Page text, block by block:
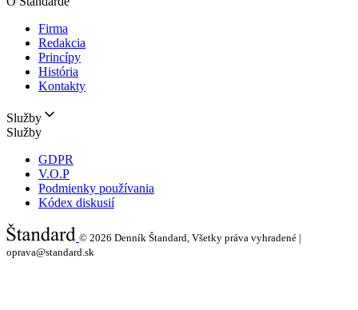
Firma
Redakcia
Princípy
História
Kontakty
Služby
Služby
GDPR
V.O.P
Podmienky používania
Kódex diskusií
© 2026 Denník Štandard, Všetky práva vyhradené |
oprava@standard.sk